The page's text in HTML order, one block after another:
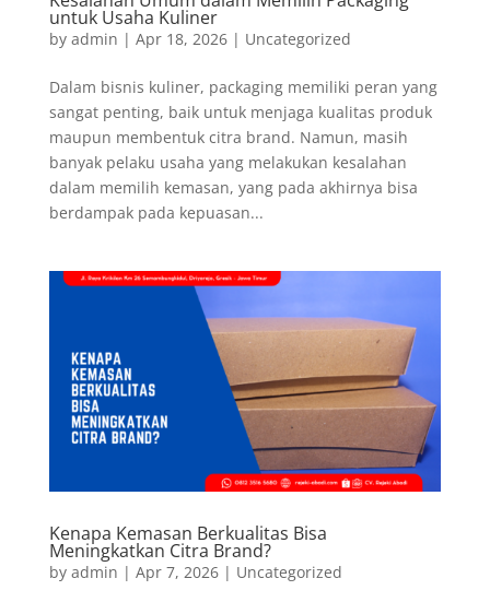
untuk Usaha Kuliner
by admin | Apr 18, 2026| Uncategorized
Dalam bisnis kuliner, packaging memiliki peran yang
sangat penting, baik untuk menjaga kualitas produk
maupun membentuk citra brand. Namun, masih
banyak pelaku usaha yang melakukan kesalahan
dalam memilih kemasan, yang pada akhirnya bisa
berdampak pada kepuasan...
Kenapa Kemasan Berkualitas Bisa
Meningkatkan Citra Brand?
by admin | Apr 7, 2026| Uncategorized